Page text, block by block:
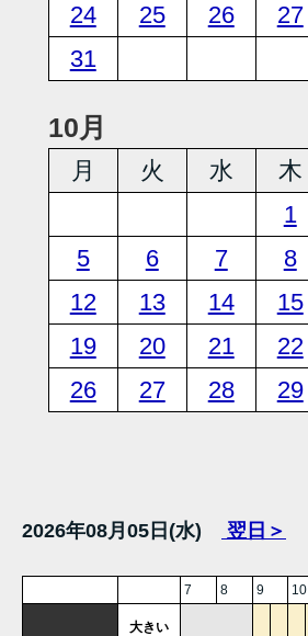
24
25 26 27
31
10月
月 火 水 木
1
5
6 7 8
12
13 14 15
19
20 21 22
26
27 28 29
2026年08月05日(水) 翌日＞
7 8 9 10
大きい